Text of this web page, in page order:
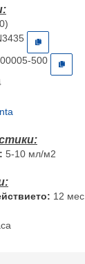
500
5-10 мл/м2
12 мес.